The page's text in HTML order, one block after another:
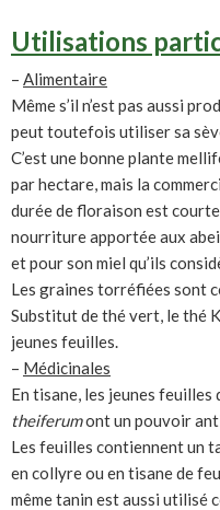
Utilisations
– Alimentaire
Même s’il n’est pas aussi
peut toutefois utiliser sa
C’est une bonne plante
par hectare, mais la
durée de floraison est
nourriture apportée aux
et pour son miel qu’ils
Les graines torréfiées sont
Substitut de thé vert, le thé
jeunes feuilles.
– Médicinales
En tisane, les jeunes feuilles
theiferumont un pouvoir
Les feuilles contiennent un
en collyre ou en tisane de
même tanin est aussi utilisé